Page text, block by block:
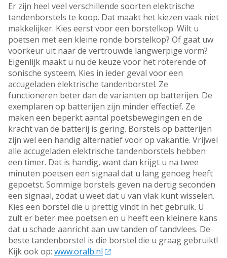
Er zijn heel veel verschillende soorten elektrische
tandenborstels te koop. Dat maakt het kiezen vaak niet
makkelijker. Kies eerst voor een borstelkop. Wilt u
poetsen met een kleine ronde borstelkop? Of gaat uw
voorkeur uit naar de vertrouwde langwerpige vorm?
Eigenlijk maakt u nu de keuze voor het roterende of
sonische systeem. Kies in ieder geval voor een
accugeladen elektrische tandenborstel. Ze
functioneren beter dan de varianten op batterijen. De
exemplaren op batterijen zijn minder effectief. Ze
maken een beperkt aantal poetsbewegingen en de
kracht van de batterij is gering. Borstels op batterijen
zijn wel een handig alternatief voor op vakantie. Vrijwel
alle accugeladen elektrische tandenborstels hebben
een timer. Dat is handig, want dan krijgt u na twee
minuten poetsen een signaal dat u lang genoeg heeft
gepoetst. Sommige borstels geven na dertig seconden
een signaal, zodat u weet dat u van vlak kunt wisselen.
Kies een borstel die u prettig vindt in het gebruik. U
zult er beter mee poetsen en u heeft een kleinere kans
dat u schade aanricht aan uw tanden of tandvlees. De
beste tandenborstel is die borstel die u graag gebruikt!
Kijk ook op: www.oralb.nl